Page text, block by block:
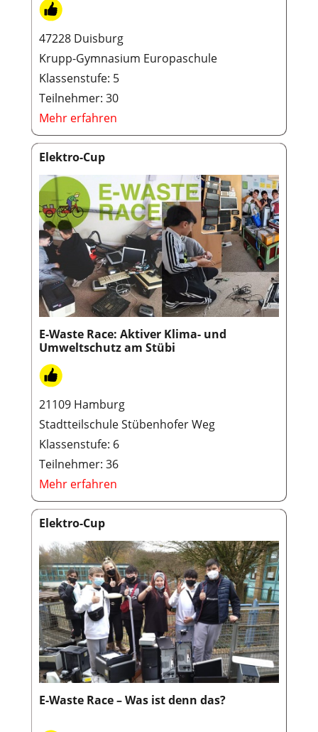
47228 Duisburg
Krupp-Gymnasium Europaschule
Klassenstufe: 5
Teilnehmer: 30
Mehr erfahren
Elektro-Cup
E-Waste Race: Aktiver Klima- und
Umweltschutz am Stübi
21109 Hamburg
Stadtteilschule Stübenhofer Weg
Klassenstufe: 6
Teilnehmer: 36
Mehr erfahren
Elektro-Cup
E-Waste Race – Was ist denn das?